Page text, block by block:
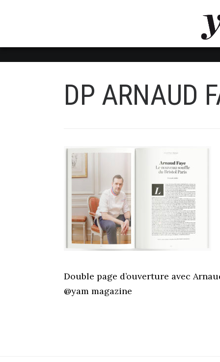
DP ARNAUD
Double page d’ouverture avec
@yam magazine